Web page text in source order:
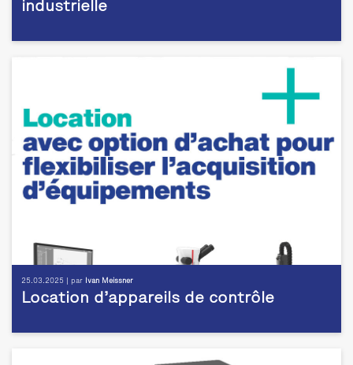
industrielle
25.03.2025 | par Ivan Meissner
Location d’appareils de contrôle